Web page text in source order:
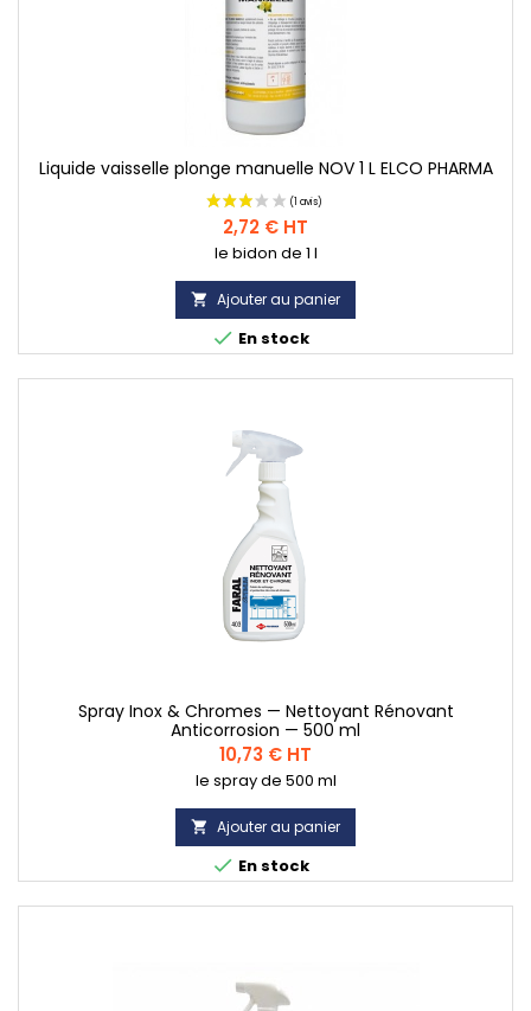
Liquide vaisselle plonge manuelle NOV 1 L ELCO PHARMA
Prix
2,72 € HT
le bidon de 1 l
 Ajouter au panier
 En stock
Spray Inox & Chromes — Nettoyant Rénovant
Anticorrosion — 500 ml
Prix
10,73 € HT
le spray de 500 ml
 Ajouter au panier
 En stock